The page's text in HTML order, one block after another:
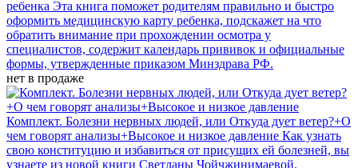
ребенка Эта книга поможет родителям правильно и быстро
оформить медицинскую карту ребенка, подскажет на что
обратить внимание при прохождении осмотра у
специалистов, содержит календарь прививок и официальные
формы, утвержденные приказом Минздрава РФ.
нет в продаже
Комплект. Болезни нервных людей, или Откуда дует ветер?+О
чем говорят анализы+Высокое и низкое давление Как узнать
свою конституцию и избавиться от присущих ей болезней, вы
узнаете из новой книги Светланы Чойчжинимаевой.